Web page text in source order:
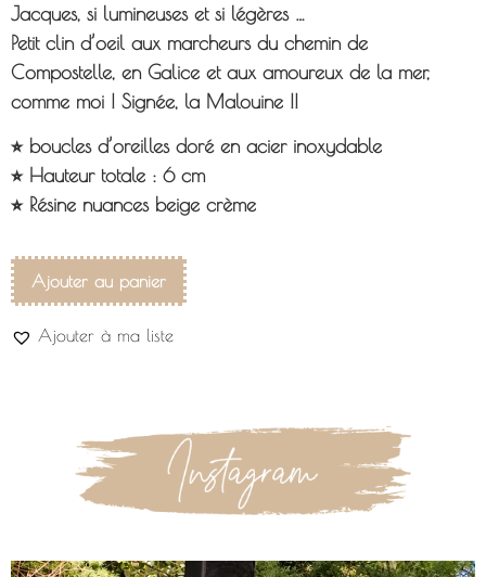
Jacques, si lumineuses et si légères …
Petit clin d’oeil aux marcheurs du chemin de
Compostelle, en Galice et aux amoureux de la mer,
comme moi ! Signée, la Malouine !!
⭐︎ boucles d’oreilles doré en acier inoxydable
⭐︎ Hauteur totale : 6 cm
⭐︎ Résine nuances beige crème
Ajouter au panier
Ajouter à ma liste